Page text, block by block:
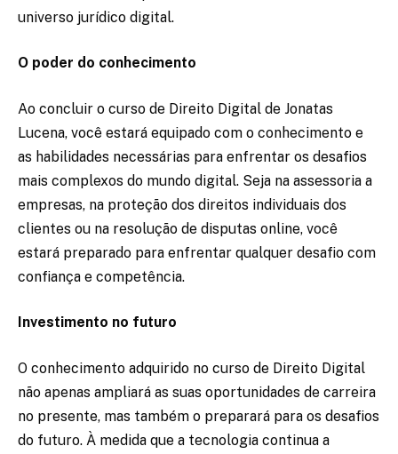
universo jurídico digital.
O poder do conhecimento
Ao concluir o curso de Direito Digital de Jonatas
Lucena, você estará equipado com o conhecimento e
as habilidades necessárias para enfrentar os desafios
mais complexos do mundo digital. Seja na assessoria a
empresas, na proteção dos direitos individuais dos
clientes ou na resolução de disputas online, você
estará preparado para enfrentar qualquer desafio com
confiança e competência.
Investimento no futuro
O conhecimento adquirido no curso de Direito Digital
não apenas ampliará as suas oportunidades de carreira
no presente, mas também o preparará para os desafios
do futuro. À medida que a tecnologia continua a